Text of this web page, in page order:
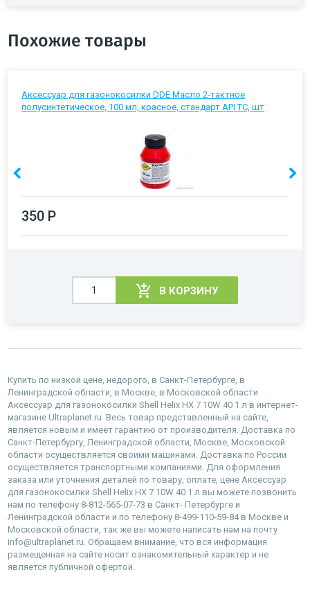
Похожие товары
Аксессуар для газонокосилки DDE Масло 2-тактное
полусинтетическое, 100 мл, красное, стандарт API TC, шт
350 Р
В КОРЗИНУ
Купить по низкой цене, недорого, в Санкт-Петербурге, в
Ленинградской области, в Москве, в Московской области
Аксессуар для газонокосилки Shell Helix HX 7 10W 40 1 л в интернет-
магазине Ultraplanet.ru. Весь товар представленный на сайте,
является новым и имеет гарантию от производителя. Доставка по
Санкт-Петербургу, Ленинградской области, Москве, Московской
области осуществляется своими машинами. Доставка по России
осуществляется транспортными компаниями. Для оформления
заказа или уточнения деталей по товару, оплате, цене Аксессуар
для газонокосилки Shell Helix HX 7 10W 40 1 л вы можете позвонить
нам по телефону 8-812-565-07-73 в Санкт- Петербурге и
Ленинградской области и по телефону 8-499-110-59-84 в Москве и
Московской области, так же вы можете написать нам на почту
info@ultraplanet.ru. Обращаем внимание, что вся информация
размещенная на сайте носит ознакомительный характер и не
является публичной офертой.